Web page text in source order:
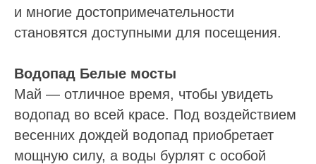
и многие достопримечательности
становятся доступными для посещения.
Водопад Белые мосты
Май — отличное время, чтобы увидеть
водопад во всей красе. Под воздействием
весенних дождей водопад приобретает
мощную силу, а воды бурлят с особой